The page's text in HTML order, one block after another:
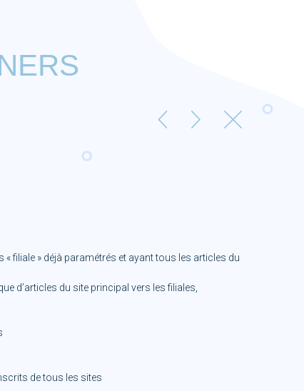
filiale » déjà paramétrés et ayant tous les articles du
d’articles du site principal vers les filiales,
de tous les sites